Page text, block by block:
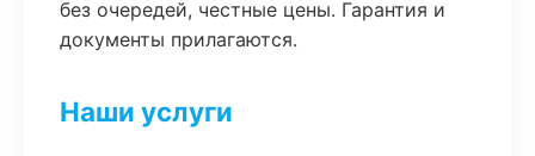
без очередей, честные цены. Гарантия и
документы прилагаются.
Наши услуги